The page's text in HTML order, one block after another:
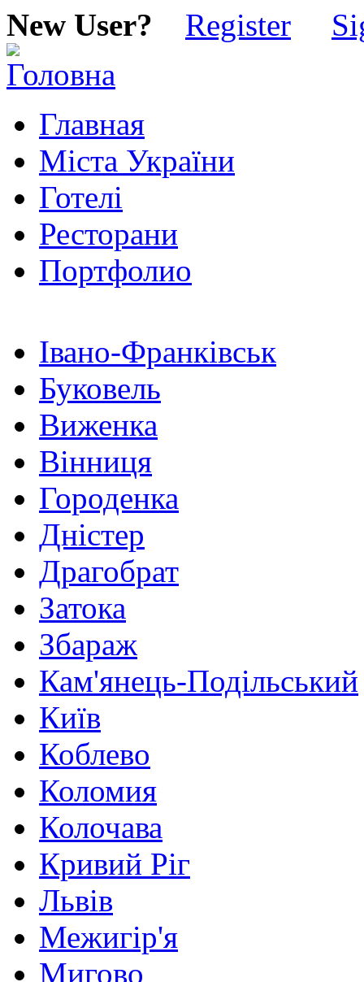
New User? Register
Главная
Міста України
Готелі
Ресторани
Портфолио
Івано-Франківськ
Буковель
Виженка
Вінниця
Городенка
Дністер
Драгобрат
Затока
Збараж
Кам'янець-Подільський
Київ
Коблево
Коломия
Колочава
Кривий Ріг
Львів
Межигір'я
Мигово